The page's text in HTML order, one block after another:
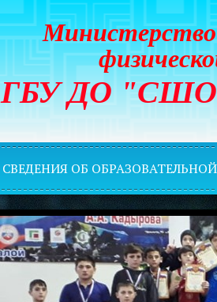
Министерство
ГБУ ДО "СШОР
СВЕДЕНИЯ ОБ